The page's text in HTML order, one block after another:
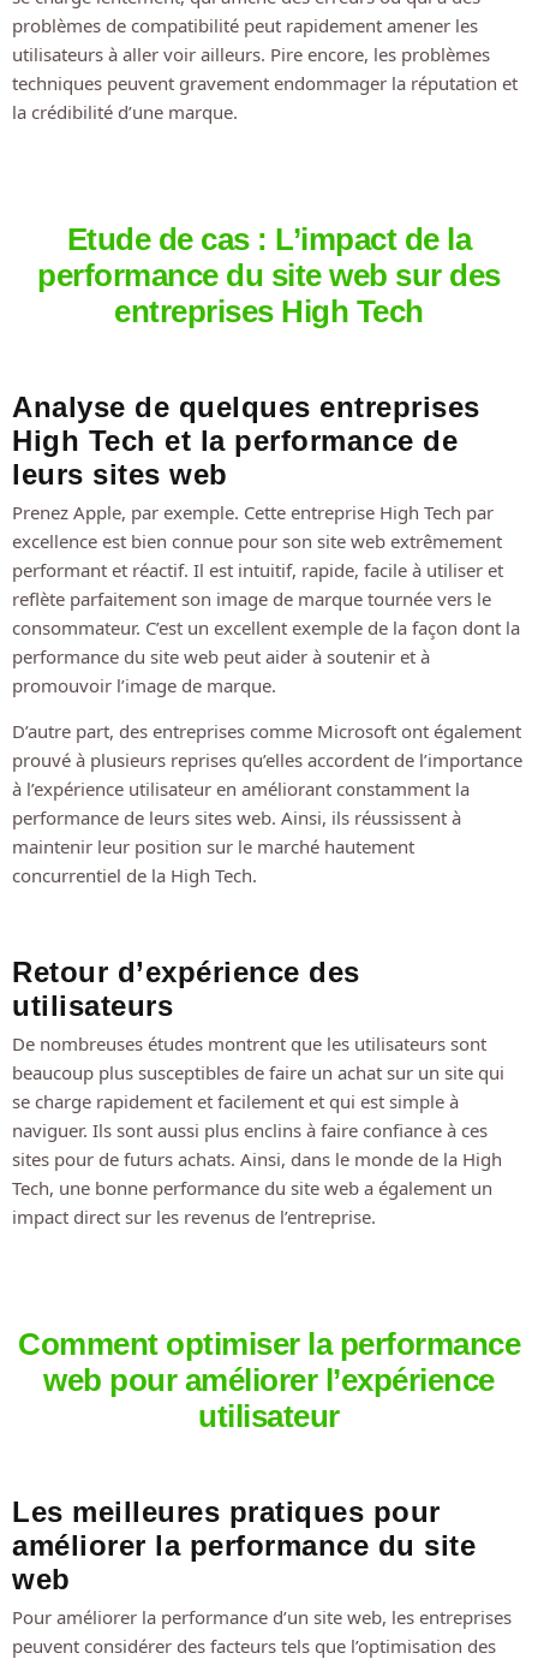
problèmes de compatibilité peut rapidement amener les
utilisateurs à aller voir ailleurs. Pire encore, les problèmes
techniques peuvent gravement endommager la réputation et
la crédibilité d’une marque.
Etude de cas : L’impact de la
performance du site web sur des
entreprises High Tech
Analyse de quelques entreprises
High Tech et la performance de
leurs sites web
Prenez Apple, par exemple. Cette entreprise High Tech par
excellence est bien connue pour son site web extrêmement
performant et réactif. Il est intuitif, rapide, facile à utiliser et
reflète parfaitement son image de marque tournée vers le
consommateur. C’est un excellent exemple de la façon dont la
performance du site web peut aider à soutenir et à
promouvoir l’image de marque.
D’autre part, des entreprises comme Microsoft ont également
prouvé à plusieurs reprises qu’elles accordent de l’importance
à l’expérience utilisateur en améliorant constamment la
performance de leurs sites web. Ainsi, ils réussissent à
maintenir leur position sur le marché hautement
concurrentiel de la High Tech.
Retour d’expérience des
utilisateurs
De nombreuses études montrent que les utilisateurs sont
beaucoup plus susceptibles de faire un achat sur un site qui
se charge rapidement et facilement et qui est simple à
naviguer. Ils sont aussi plus enclins à faire confiance à ces
sites pour de futurs achats. Ainsi, dans le monde de la High
Tech, une bonne performance du site web a également un
impact direct sur les revenus de l’entreprise.
Comment optimiser la performance
web pour améliorer l’expérience
utilisateur
Les meilleures pratiques pour
améliorer la performance du site
web
Pour améliorer la performance d’un site web, les entreprises
peuvent considérer des facteurs tels que l’optimisation des